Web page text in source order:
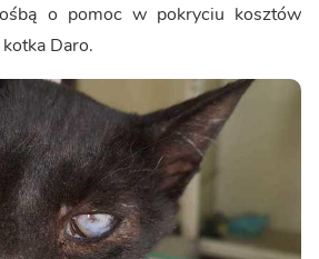
o pomoc w pokryciu kosztów
Daro.